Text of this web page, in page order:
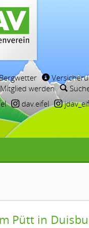
Mitglied werden
dav.eifel
Pütt in